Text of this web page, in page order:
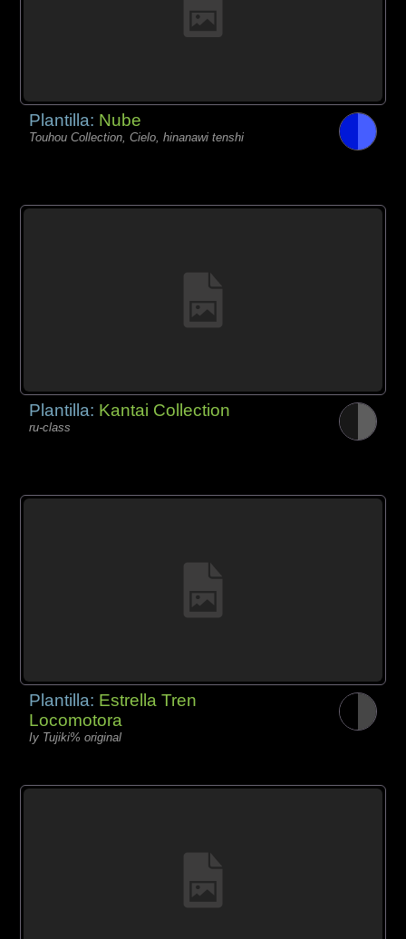
Plantilla: Nube
Touhou Collection, Cielo, hinanawi tenshi
Plantilla: Kantai Collection
ru-class
Plantilla: Estrella Tren
Locomotora
Iy Tujiki% original